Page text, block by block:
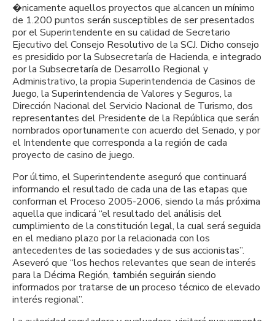
�nicamente aquellos proyectos que alcancen un mínimo
de 1.200 puntos serán susceptibles de ser presentados
por el Superintendente en su calidad de Secretario
Ejecutivo del Consejo Resolutivo de la SCJ. Dicho consejo
es presidido por la Subsecretaría de Hacienda, e integrado
por la Subsecretaría de Desarrollo Regional y
Administrativo, la propia Superintendencia de Casinos de
Juego, la Superintendencia de Valores y Seguros, la
Dirección Nacional del Servicio Nacional de Turismo, dos
representantes del Presidente de la República que serán
nombrados oportunamente con acuerdo del Senado, y por
el Intendente que corresponda a la región de cada
proyecto de casino de juego.
Por último, el Superintendente aseguró que continuará
informando el resultado de cada una de las etapas que
conforman el Proceso 2005-2006, siendo la más próxima
aquella que indicará “el resultado del análisis del
cumplimiento de la constitución legal, la cual será seguida
en el mediano plazo por la relacionada con los
antecedentes de las sociedades y de sus accionistas”.
Aseveró que “los hechos relevantes que sean de interés
para la Décima Región, también seguirán siendo
informados por tratarse de un proceso técnico de elevado
interés regional”.